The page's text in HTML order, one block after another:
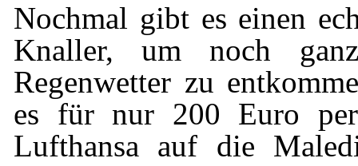
Nochmal gibt es einen
Knaller, um noch
Regenwetter zu
es für nur 200 Euro
Lufthansa auf die